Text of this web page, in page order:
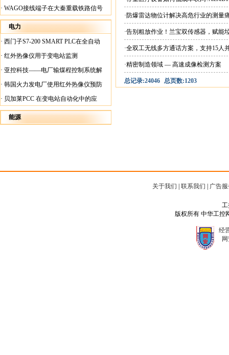
· WAGO接线端子在大秦重载铁路信号
楼设备中的应用
电力
· 西门子S7-200 SMART PLC在全自动
蓄电池短路内阻检测机上的应用
· 红外热像仪用于变电站监测
· 亚控科技——电厂输煤程控制系统解
决方案
· 韩国火力发电厂使用红外热像仪预防
火灾
· 贝加莱PCC 在变电站自动化中的应
用
能源
·防爆雷达物位计解决高危行业的测量
·告别粗放作业！兰宝双传感器，赋能
·全双工无线多方通话方案，支持15人
·精密制造领域 — 高速成像检测方案
总记录:24046 总页数:1203
关于我们 联系我们 广告
工
版权所有 中华工控
经